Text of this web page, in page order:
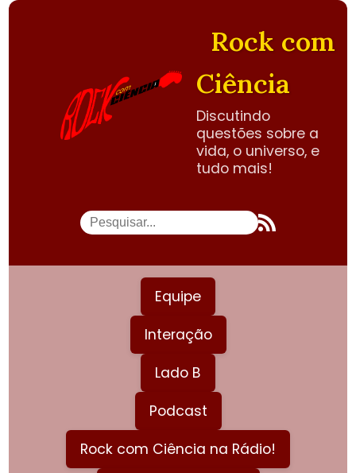
Rock com
Ciência
Discutindo
questões sobre a
vida, o universo, e
tudo mais!
Equipe
Interação
Lado B
Podcast
Rock com Ciência na Rádio!